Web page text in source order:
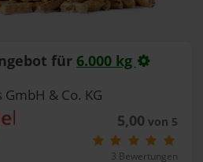
für 6.000 kg
& Co. KG
5,00 von 5
3 Bewertungen